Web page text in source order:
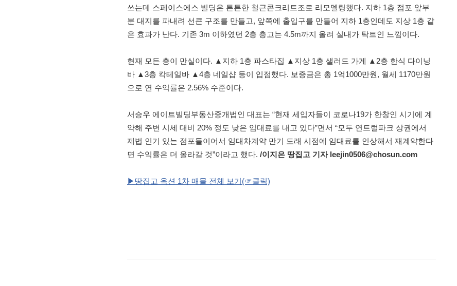
쓰는데 스페이스에스 빌딩은 튼튼한 철근콘크리트조로 리모델링했다. 지하 1층 점포 앞부
분 대지를 파내려 선큰 구조를 만들고, 앞쪽에 출입구를 만들어 지하 1층인데도 지상 1층 같
은 효과가 난다. 기존 3m 이하였던 2층 층고는 4.5m까지 올려 실내가 탁트인 느낌이다.
현재 모든 층이 만실이다. ▲지하 1층 파스타집 ▲지상 1층 샐러드 가게 ▲2층 한식 다이닝
바 ▲3층 칵테일바 ▲4층 네일샵 등이 입점했다. 보증금은 총 1억1000만원, 월세 1170만원
으로 연 수익률은 2.56% 수준이다.
서승우 에이트빌딩부동산중개법인 대표는 “현재 세입자들이 코로나19가 한창인 시기에 계
약해 주변 시세 대비 20% 정도 낮은 임대료를 내고 있다”면서 “모두 연트럴파크 상권에서
제법 인기 있는 점포들이어서 임대차계약 만기 도래 시점에 임대료를 인상해서 재계약한다
면 수익률은 더 올라갈 것”이라고 했다. /이지은 땅집고 기자 leejin0506@chosun.com
▶땅집고 옥션 1차 매물 전체 보기(☞클릭)